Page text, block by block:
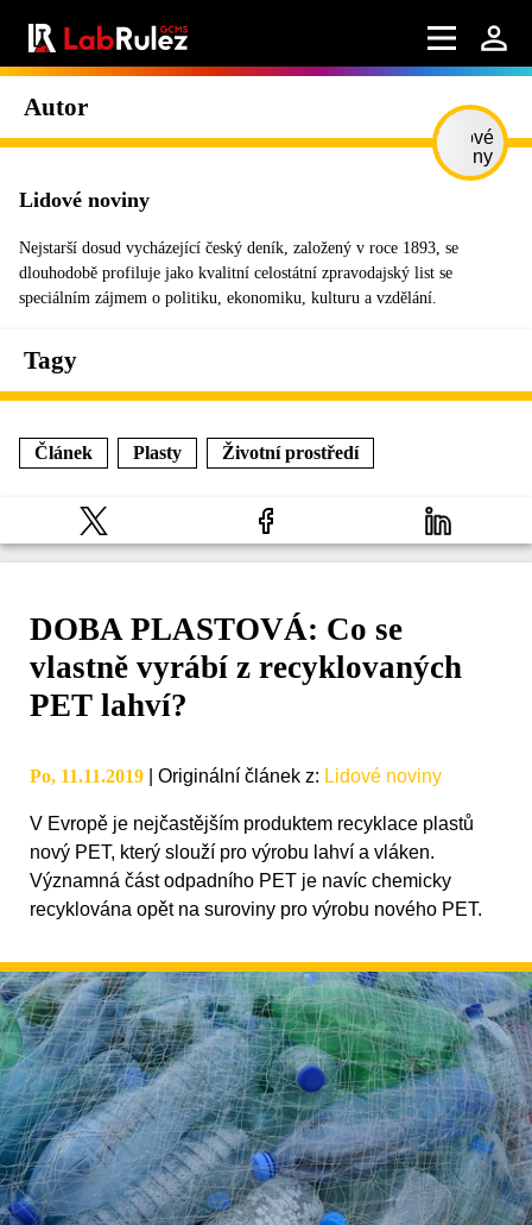
Autor
Lidové noviny
Nejstarší dosud vycházející český deník, založený v roce 1893, se
dlouhodobě profiluje jako kvalitní celostátní zpravodajský list se
speciálním zájmem o politiku, ekonomiku, kulturu a vzdělání.
Tagy
Článek Plasty Životní prostředí
DOBA PLASTOVÁ: Co se
vlastně vyrábí z recyklovaných
PET lahví?
Po, 11.11.2019 Originální článek z: Lidové noviny
V Evropě je nejčastějším produktem recyklace plastů
nový PET, který slouží pro výrobu lahví a vláken.
Významná část odpadního PET je navíc chemicky
recyklována opět na suroviny pro výrobu nového PET.